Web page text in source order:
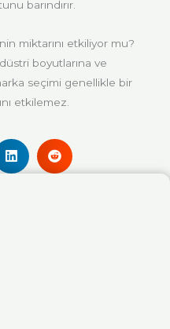
barındırır.
miktarını etkiliyor mu?
boyutlarına ve
seçimi genellikle bir
etkilemez.